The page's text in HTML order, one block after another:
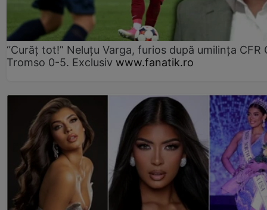
“Curăț tot!” Neluțu Varga, furios după umilința CFR
Tromso 0-5. Exclusiv www.fanatik.ro